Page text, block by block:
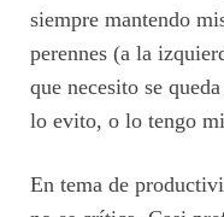
siempre mantendo
perennes (a la
que necesito se
lo evito, o lo tengo
En tema de